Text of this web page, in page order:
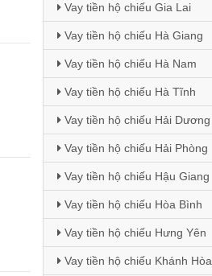
Vay tiền hộ chiếu Gia Lai
Vay tiền hộ chiếu Hà Giang
Vay tiền hộ chiếu Hà Nam
Vay tiền hộ chiếu Hà Tĩnh
Vay tiền hộ chiếu Hải Dương
Vay tiền hộ chiếu Hải Phòng
Vay tiền hộ chiếu Hậu Giang
Vay tiền hộ chiếu Hòa Bình
Vay tiền hộ chiếu Hưng Yên
Vay tiền hộ chiếu Khánh Hòa